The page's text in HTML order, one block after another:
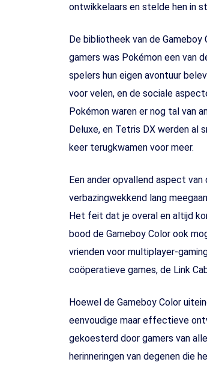
ontwikkelaars en stelde hen in
De bibliotheek van de
gamers was Pokémon een van
spelers hun eigen avontuur
voor velen, en de sociale
Pokémon waren er nog tal van
Deluxe, en Tetris DX werden al
keer terugkwamen voor meer.
Een ander opvallend aspect
verbazingwekkend lang
Het feit dat je overal en altijd
bood de Gameboy Color ook
vrienden voor multiplayer-
coöperatieve games, de Link
Hoewel de Gameboy Color
eenvoudige maar effectieve
gekoesterd door gamers van
herinneringen van degenen die